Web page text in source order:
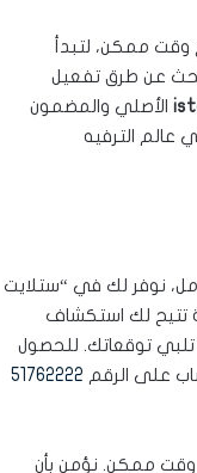
ممكن، لتبدأ
عن طرق تفعيل
الأصلي والمضمون
عالم الترفيه
نوفر لك في “ستلايت
تتيح لك استكشاف
تلبي توقعاتك. للحصول
على الرقم 51762222
وقت ممكن. نؤمن بأن